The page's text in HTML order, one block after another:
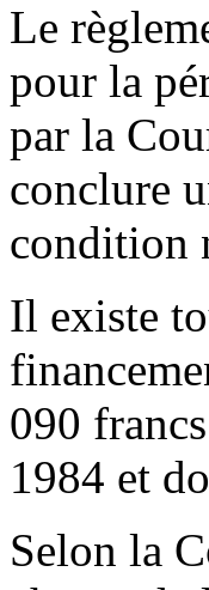
Le
pour la
par la
conclure
condition
Il existe
090
1984 et
Selon la